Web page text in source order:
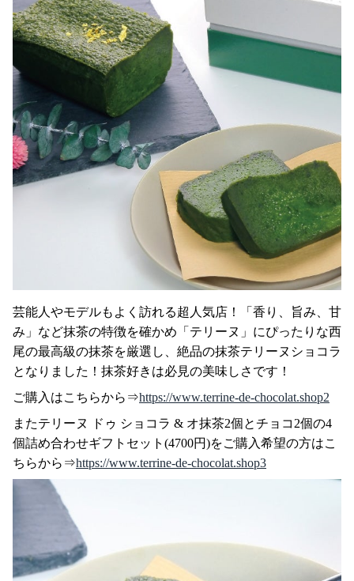
芸能人やモデルもよく訪れる超人気店！「香り、旨み、甘
み」など抹茶の特徴を確かめ「テリーヌ」にぴったりな西
尾の最高級の抹茶を厳選し、絶品の抹茶テリーヌショコラ
となりました！抹茶好きは必見の美味しさです！
ご購入はこちらから⇒https://www.terrine-de-chocolat.shop2
またテリーヌ ドゥ ショコラ & オ抹茶2個とチョコ2個の4
個詰め合わせギフトセット(4700円)をご購入希望の方はこ
ちらから⇒https://www.terrine-de-chocolat.shop3